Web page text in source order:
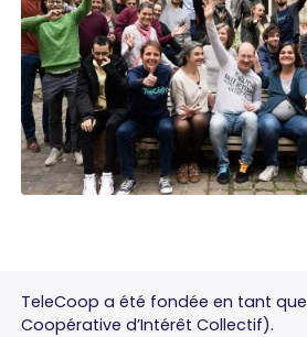
TeleCoop a été fondée en tant que
Coopérative d’Intérêt Collectif).